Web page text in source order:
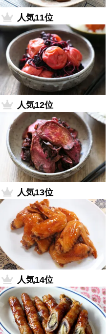
人気11位
人気12位
人気13位
人気14位